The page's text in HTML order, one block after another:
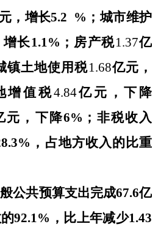
，增长5.2 %；城市维护
增长1.1%；房产税1.37亿
镇土地使用税1.68亿元，
增值税4.84亿元，下降
元， 下降6%；非税收入
%，占地方收入的比重
公共预算支出完成67.6亿
92.1% ，比上年减少1.43